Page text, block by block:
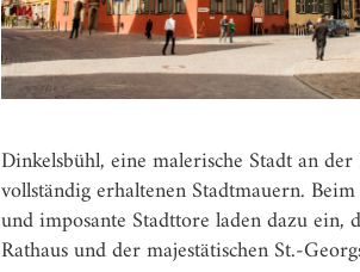
Dinkelsbühl, eine malerische Stadt an
vollständig erhaltenen Stadtmauern.
und imposante Stadttore laden dazu
Rathaus und der majestätischen St.-